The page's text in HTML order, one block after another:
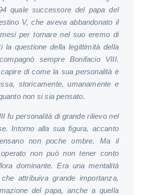
quale successore del papa del
V, che aveva abbandonato il
per tornare nel suo eremo di
la questione della legittimità della
sempre Bonifacio VIII.
di come la sua personalità è
storicamente, umanamente e
non si sia pensato.
fu personalità di grande rilievo nel
Intorno alla sua figura, accanto
non poche ombre. Ma il
non può non tener conto
dominante. Era una mentalità
che attribuiva grande importanza,
del papa, anche a quella